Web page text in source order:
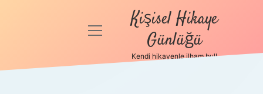
Anasayfa
menüyü
Kişisel Hikaye
Günlüğü
Kendi hikayenle ilham bul!